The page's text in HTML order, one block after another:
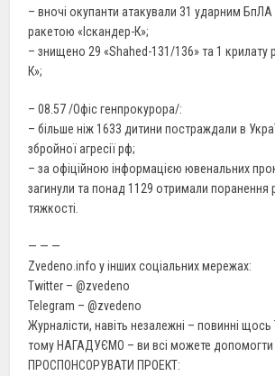
– вночі окупанти атакували 31 ударним БпЛА
ракетою «Іскандер-К»;
– знищено 29 «Shahed-131/136» та 1 крилату
К»;
– 08.57 /Офіс генпрокурора/:
– більше ніж 1633 дитини постраждали в
збройної агресії рф;
– за офіційною інформацією ювенальних
загинули та понад 1129 отримали поранення
тяжкості.
— — —
Zvedeno.info у інших соціальних мережах:
Twitter – @zvedeno
Telegram – @zvedeno
Журналісти, навіть незалежні – повинні щось
тому НАГАДУЄМО – ви всі можете допомогти
ПРОСПОНСОРУВАТИ ПРОЕКТ: